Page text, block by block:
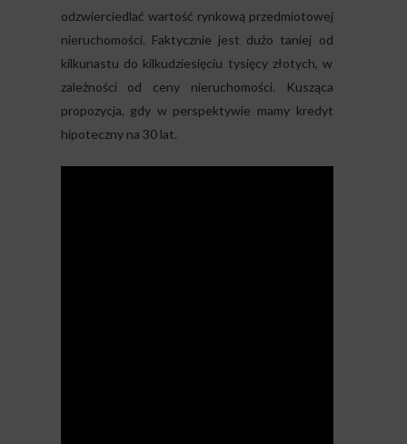
odzwierciedlać wartość rynkową przedmiotowej
nieruchomości. Faktycznie jest dużo taniej od
kilkunastu do kilkudziesięciu tysięcy złotych, w
zależności od ceny nieruchomości. Kusząca
propozycja, gdy w perspektywie mamy kredyt
hipoteczny na 30 lat.